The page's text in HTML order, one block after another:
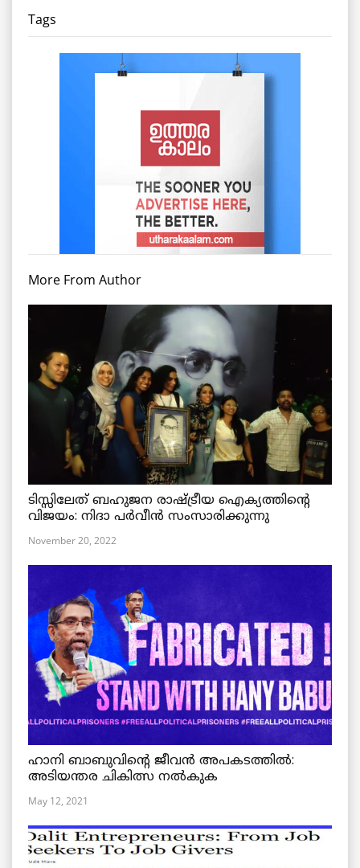
Tags
More From Author
ടിസ്സിലേത് ബഹുജന രാഷ്ട്രീയ ഐക്യത്തിന്റെ
വിജയം: നിദാ പർവീൻ സംസാരിക്കുന്നു
November 20, 2022
ഹാനി ബാബുവിന്റെ ജീവൻ അപകടത്തിൽ:
അടിയന്തര ചികിത്സ നൽകുക
May 12, 2021